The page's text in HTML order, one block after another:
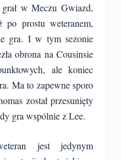
w Meczu Gwiazd,
prostu weteranem,
gra. I w tym sezonie
obrona na Cousinsie
ale koniec
Ma to zapewne sporo
został przesunięty
gra wspólnie z Lee.
jest jedynym